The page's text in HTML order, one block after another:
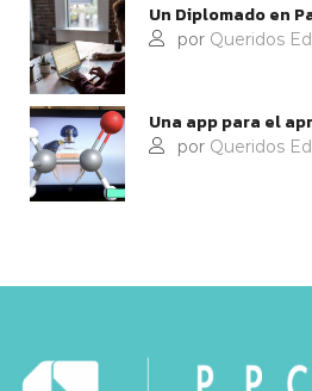
Un Diplomado en
por Queridos
Una app para el
por Queridos